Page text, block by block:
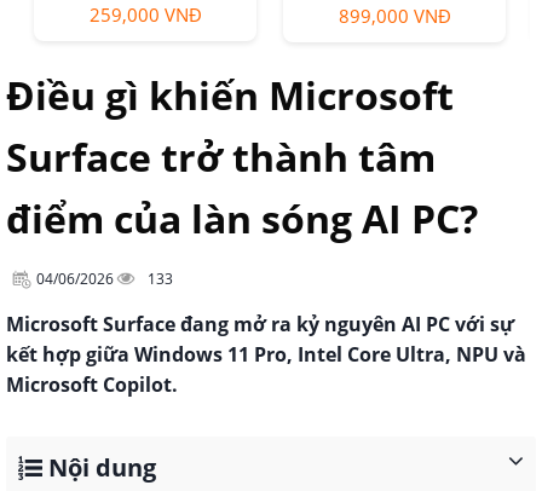
259,000 VNĐ 899,000 VNĐ
Điều gì khiến Microsoft
Surface trở thành tâm
điểm của làn sóng AI PC?
04/06/2026 133
Microsoft Surface đang mở ra kỷ nguyên AI PC với sự
kết hợp giữa Windows 11 Pro, Intel Core Ultra, NPU và
Microsoft Copilot.
Nội dung